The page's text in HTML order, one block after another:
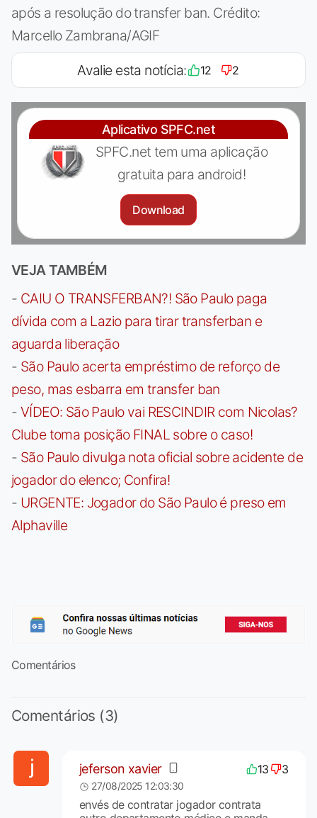
após a resolução do transfer ban. Crédito:
Marcello Zambrana/AGIF
Avalie esta notícia: 12 2
Aplicativo SPFC.net
SPFC.net tem uma aplicação
gratuita para android!
Download
VEJA TAMBÉM
- CAIU O TRANSFERBAN?! São Paulo paga
dívida com a Lazio para tirar transferban e
aguarda liberação
- São Paulo acerta empréstimo de reforço de
peso, mas esbarra em transfer ban
- VÍDEO: São Paulo vai RESCINDIR com Nicolas?
Clube toma posição FINAL sobre o caso!
- São Paulo divulga nota oficial sobre acidente de
jogador do elenco; Confira!
- URGENTE: Jogador do São Paulo é preso em
Alphaville
Comentários
Comentários (3)
jeferson xavier 13 3
27/08/2025 12:03:30
envés de contratar jogador contrata